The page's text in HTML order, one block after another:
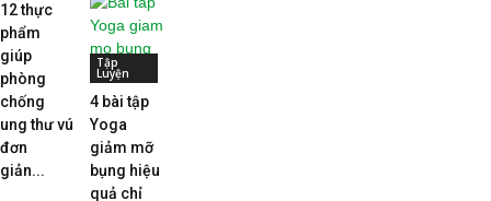
12 thực
phẩm
giúp
phòng
chống
ung thư vú
đơn
giản...
Tập
Luyện
4 bài tập
Yoga
giảm mỡ
bụng hiệu
quả chỉ